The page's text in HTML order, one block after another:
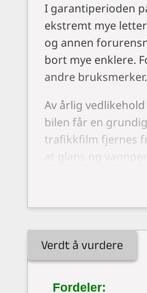
I garantiperioden
ekstremt mye
og annen
bort mye enklere.
andre bruksmerker.
Av årlig
bilen får en
trafikkfilm fjernes
at glans og
fugleskit som har
og ut stignig, og
6 års garanti
6 bekymringsfrie
enkelt
Verdt å vurdere
Fordeler: